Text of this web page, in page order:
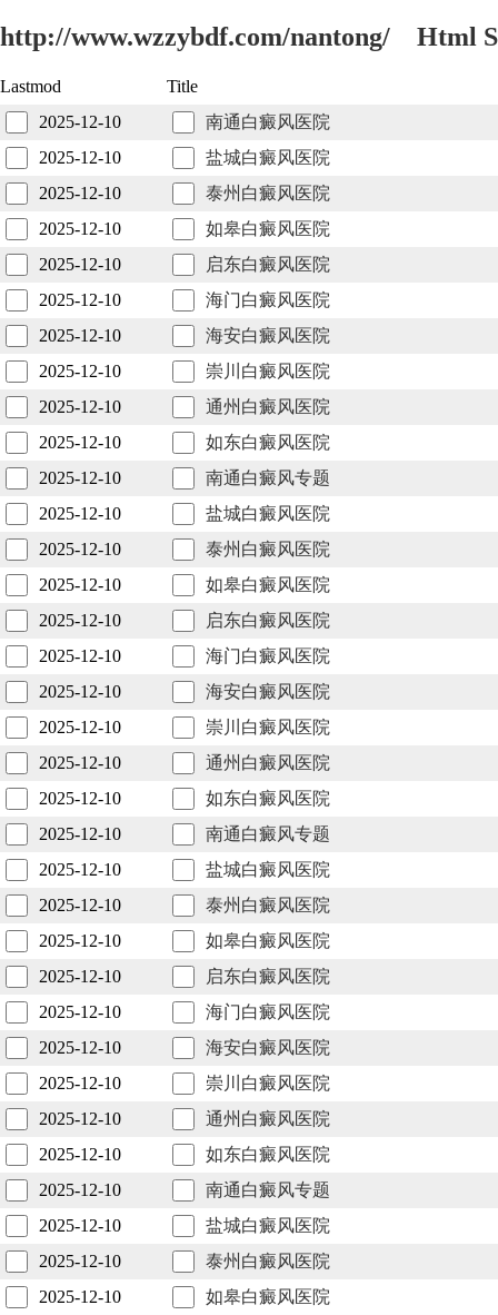
http://www.wzzybdf.com/nantong/ Html
Lastmod
Title
2025-12-10
南通白癜风医院
2025-12-10
盐城白癜风医院
2025-12-10
泰州白癜风医院
2025-12-10
如皋白癜风医院
2025-12-10
启东白癜风医院
2025-12-10
海门白癜风医院
2025-12-10
海安白癜风医院
2025-12-10
崇川白癜风医院
2025-12-10
通州白癜风医院
2025-12-10
如东白癜风医院
2025-12-10
南通白癜风专题
2025-12-10
盐城白癜风医院
2025-12-10
泰州白癜风医院
2025-12-10
如皋白癜风医院
2025-12-10
启东白癜风医院
2025-12-10
海门白癜风医院
2025-12-10
海安白癜风医院
2025-12-10
崇川白癜风医院
2025-12-10
通州白癜风医院
2025-12-10
如东白癜风医院
2025-12-10
南通白癜风专题
2025-12-10
盐城白癜风医院
2025-12-10
泰州白癜风医院
2025-12-10
如皋白癜风医院
2025-12-10
启东白癜风医院
2025-12-10
海门白癜风医院
2025-12-10
海安白癜风医院
2025-12-10
崇川白癜风医院
2025-12-10
通州白癜风医院
2025-12-10
如东白癜风医院
2025-12-10
南通白癜风专题
2025-12-10
盐城白癜风医院
2025-12-10
泰州白癜风医院
2025-12-10
如皋白癜风医院